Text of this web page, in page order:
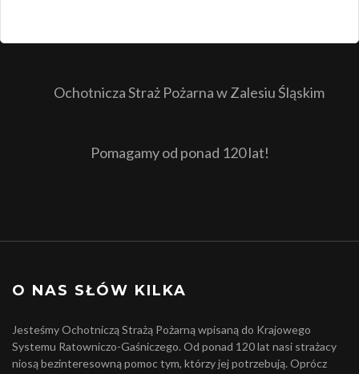
Ochotnicza Straż Pożarna w Zalesiu Śląskim
Pomagamy od ponad 120 lat!
O NAS SŁÓW KILKA
Jesteśmy Ochotniczą Strażą Pożarną wpisaną do Krajowego
Systemu Ratowniczo-Gaśniczego. Od ponad 120 lat nasi strażacy
niosą bezinteresowną pomoc tym, którzy jej potrzebują. Oprócz